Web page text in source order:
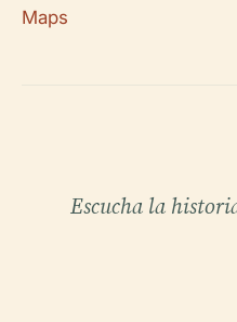
Maps
Escucha la